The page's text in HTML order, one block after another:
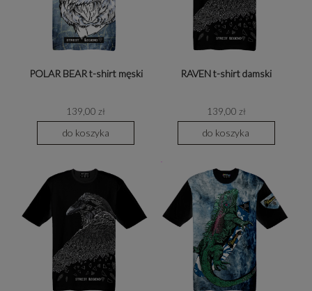
POLAR BEAR t-shirt męski
139,00 zł
do koszyka
RAVEN t-shirt damski
139,00 zł
do koszyka